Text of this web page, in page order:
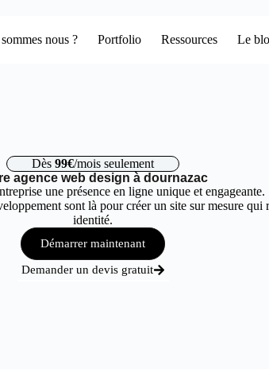
nous ? Portfolio Ressources Le
Dès 99€/mois seulement
agence web design à dournazac
une présence en ligne unique et engageante.
sont là pour créer un site sur mesure qui
identité.
Démarrer maintenant
Demander un devis gratuit